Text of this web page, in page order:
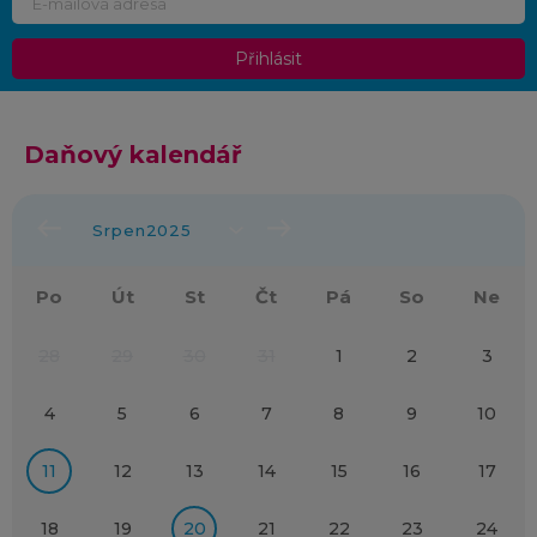
Přihlásit
Daňový kalendář
Po Út St Čt Pá So Ne
1 2 3
4 5 6 7 8 9 10
11 12 13 14 15 16 17
18 19 20 21 22 23 24